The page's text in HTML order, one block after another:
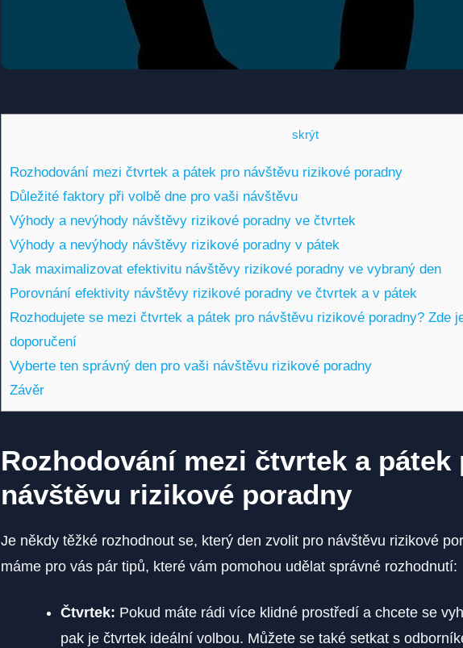
skrýt]
Rozhodování mezi čtvrtek a pátek pro návštěvu rizikové poradny
Důležité faktory při volbě dne pro vaši návštěvu
Výhody a nevýhody návštěvy rizikové poradny ve čtvrtek
Výhody a nevýhody návštěvy rizikové poradny v pátek
Jak maximalizovat efektivitu návštěvy rizikové poradny ve vybraný den
Porovnání efektivity návštěvy rizikové poradny ve čtvrtek a v pátek
Rozhodujete se mezi čtvrtek a pátek pro návštěvu rizikové poradny? Zde
doporučení
Vyberte ten správný den pro vaši návštěvu rizikové poradny
Závěr
Rozhodování mezi čtvrtek a pátek
návštěvu rizikové poradny
Je někdy těžké rozhodnout se, který den zvolit pro návštěvu rizikové
máme pro vás pár tipů, které vám pomohou udělat správné rozhodnutí:
Čtvrtek: Pokud máte rádi více klidné prostředí a chcete se
pak je čtvrtek ideální volbou. Můžete se také setkat s